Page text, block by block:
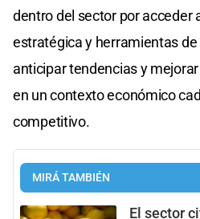
dentro del sector por acceder
estratégica y herramientas
anticipar tendencias y
en un contexto económico
competitivo.
MIRÁ TAMBIÉN
El sector